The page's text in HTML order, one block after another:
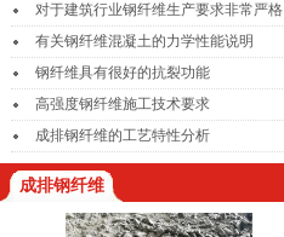
对于建筑行业钢纤维生产要求非常严格
有关钢纤维混凝土的力学性能说明
钢纤维具有很好的抗裂功能
高强度钢纤维施工技术要求
成排钢纤维的工艺特性分析
成排钢纤维